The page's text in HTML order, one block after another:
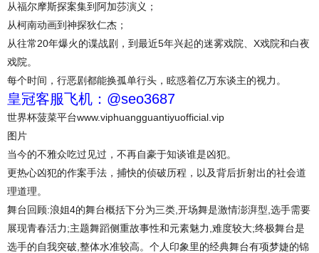
从福尔摩斯探案集到阿加莎演义；
从柯南动画到神探狄仁杰；
从往常20年爆火的谍战剧，到最近5年兴起的迷雾戏院、X戏院和白夜
戏院。
每个时间，行恶剧都能换孤单行头，眩惑着亿万东谈主的视力。
皇冠客服飞机：@seo3687
世界杯菠菜平台www.viphuangguantiyuofficial.vip
图片
当今的不雅众吃过见过，不再自豪于知谈谁是凶犯。
更热心凶犯的作案手法，捕快的侦破历程，以及背后折射出的社会道
理道理。
舞台回顾:浪姐4的舞台概括下分为三类,开场舞是激情澎湃型,选手需要
展现青春活力;主题舞蹈侧重故事性和元素魅力,难度较大;终极舞台是
选手的自我突破,整体水准较高。个人印象里的经典舞台有项梦婕的锦